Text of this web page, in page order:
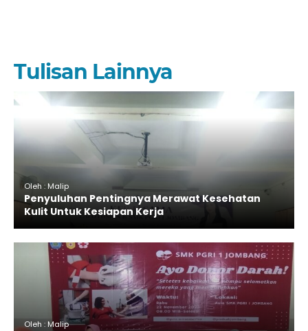
Tulisan Lainnya
Oleh : Malip
Penyuluhan Pentingnya Merawat Kesehatan
Kulit Untuk Kesiapan Kerja
Oleh : Malip